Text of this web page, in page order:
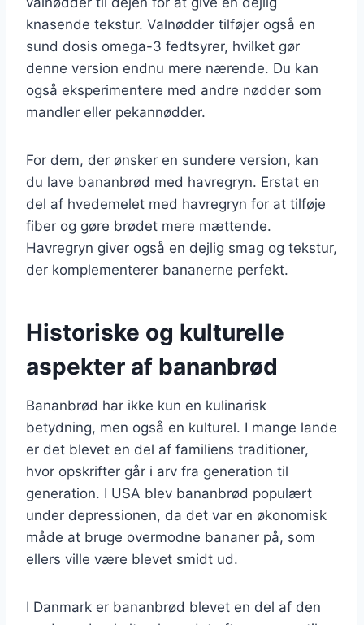
knasende tekstur. Valnødder tilføjer også en
sund dosis omega-3 fedtsyrer, hvilket gør
denne version endnu mere nærende. Du kan
også eksperimentere med andre nødder som
mandler eller pekannødder.
For dem, der ønsker en sundere version, kan
du lave bananbrød med havregryn. Erstat en
del af hvedemelet med havregryn for at tilføje
fiber og gøre brødet mere mættende.
Havregryn giver også en dejlig smag og tekstur,
der komplementerer bananerne perfekt.
Historiske og kulturelle
aspekter af bananbrød
Bananbrød har ikke kun en kulinarisk
betydning, men også en kulturel. I mange lande
er det blevet en del af familiens traditioner,
hvor opskrifter går i arv fra generation til
generation. I USA blev bananbrød populært
under depressionen, da det var en økonomisk
måde at bruge overmodne bananer på, som
ellers ville være blevet smidt ud.
I Danmark er bananbrød blevet en del af den